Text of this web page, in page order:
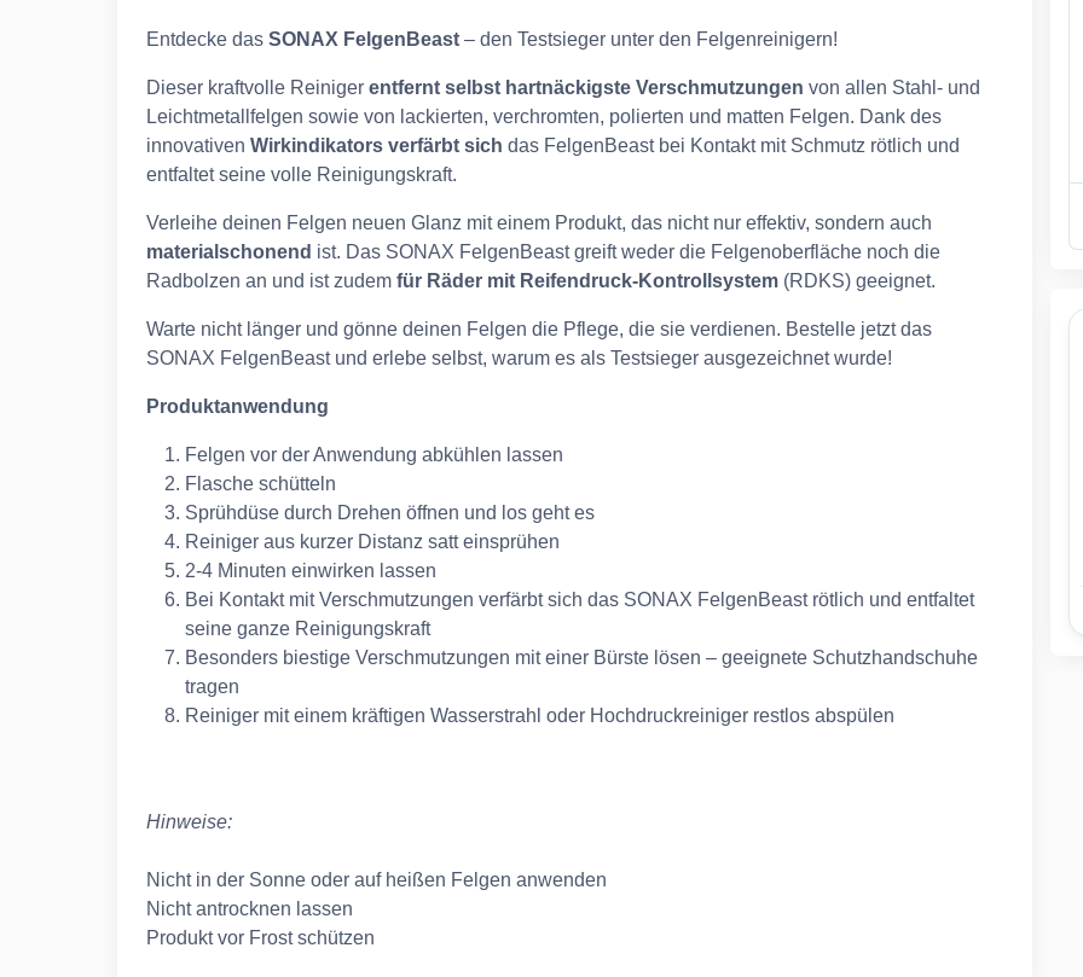
Entdecke das SONAX FelgenBeast – den Testsieger unter den Felgenreinigern!
Dieser kraftvolle Reiniger entfernt selbst hartnäckigste Verschmutzungen von allen Stahl- und
Leichtmetallfelgen sowie von lackierten, verchromten, polierten und matten Felgen. Dank des
innovativen Wirkindikators verfärbt sich das FelgenBeast bei Kontakt mit Schmutz rötlich und
entfaltet seine volle Reinigungskraft.
Verleihe deinen Felgen neuen Glanz mit einem Produkt, das nicht nur effektiv, sondern auch
materialschonend ist. Das SONAX FelgenBeast greift weder die Felgenoberfläche noch die
Radbolzen an und ist zudem für Räder mit Reifendruck-Kontrollsystem (RDKS) geeignet.
Warte nicht länger und gönne deinen Felgen die Pflege, die sie verdienen. Bestelle jetzt das
SONAX FelgenBeast und erlebe selbst, warum es als Testsieger ausgezeichnet wurde!
Produktanwendung
Felgen vor der Anwendung abkühlen lassen
Flasche schütteln
Sprühdüse durch Drehen öffnen und los geht es
Reiniger aus kurzer Distanz satt einsprühen
2-4 Minuten einwirken lassen
Bei Kontakt mit Verschmutzungen verfärbt sich das SONAX FelgenBeast rötlich und entfaltet
seine ganze Reinigungskraft
Besonders biestige Verschmutzungen mit einer Bürste lösen – geeignete Schutzhandschuhe
tragen
Reiniger mit einem kräftigen Wasserstrahl oder Hochdruckreiniger restlos abspülen
Hinweise:
Nicht in der Sonne oder auf heißen Felgen anwenden
Nicht antrocknen lassen
Produkt vor Frost schützen